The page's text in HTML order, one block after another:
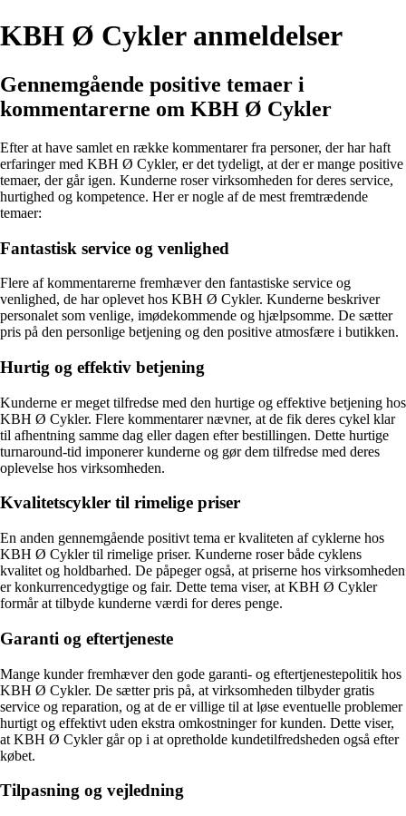
KBH Ø Cykler anmeldelser
Gennemgående positive temaer i
kommentarerne om KBH Ø Cykler
Efter at have samlet en række kommentarer fra personer, der har haft
erfaringer med KBH Ø Cykler, er det tydeligt, at der er mange positive
temaer, der går igen. Kunderne roser virksomheden for deres service,
hurtighed og kompetence. Her er nogle af de mest fremtrædende
temaer:
Fantastisk service og venlighed
Flere af kommentarerne fremhæver den fantastiske service og
venlighed, de har oplevet hos KBH Ø Cykler. Kunderne beskriver
personalet som venlige, imødekommende og hjælpsomme. De sætter
pris på den personlige betjening og den positive atmosfære i butikken.
Hurtig og effektiv betjening
Kunderne er meget tilfredse med den hurtige og effektive betjening hos
KBH Ø Cykler. Flere kommentarer nævner, at de fik deres cykel klar
til afhentning samme dag eller dagen efter bestillingen. Dette hurtige
turnaround-tid imponerer kunderne og gør dem tilfredse med deres
oplevelse hos virksomheden.
Kvalitetscykler til rimelige priser
En anden gennemgående positivt tema er kvaliteten af cyklerne hos
KBH Ø Cykler til rimelige priser. Kunderne roser både cyklens
kvalitet og holdbarhed. De påpeger også, at priserne hos virksomheden
er konkurrencedygtige og fair. Dette tema viser, at KBH Ø Cykler
formår at tilbyde kunderne værdi for deres penge.
Garanti og eftertjeneste
Mange kunder fremhæver den gode garanti- og eftertjenestepolitik hos
KBH Ø Cykler. De sætter pris på, at virksomheden tilbyder gratis
service og reparation, og at de er villige til at løse eventuelle problemer
hurtigt og effektivt uden ekstra omkostninger for kunden. Dette viser,
at KBH Ø Cykler går op i at opretholde kundetilfredsheden også efter
købet.
Tilpasning og vejledning